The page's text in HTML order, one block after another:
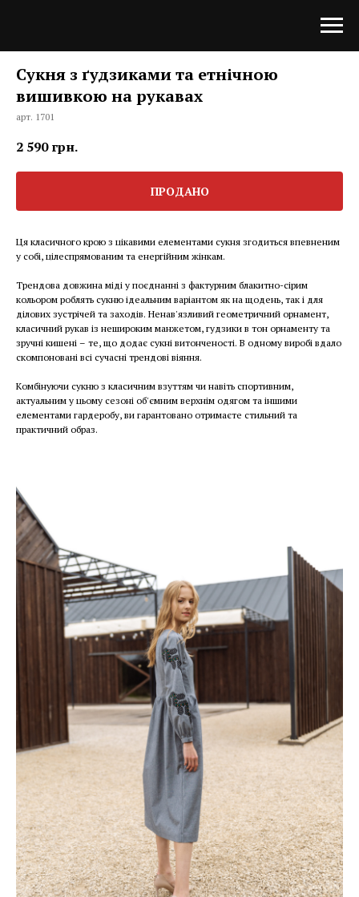
Сукня з ґудзиками та етнічною
вишивкою на рукавах
арт. 1701
2 590 грн.
ПРОДАНО
Ця класичного крою з цікавими елементами сукня згодиться впевненим
у собі, цілеспрямованим та енергійним жінкам.
Трендова довжина міді у поєднанні з фактурним блакитно-сірим
кольором роблять сукню ідеальним варіантом як на щодень, так і для
ділових зустрічей та заходів. Ненав'язливий геометричний орнамент,
класичний рукав із нешироким манжетом, гудзики в тон орнаменту та
зручні кишені – те, що додає сукні витонченості. В одному виробі вдало
скомпоновані всі сучасні трендові віяння.
Комбінуючи сукню з класичним взуттям чи навіть спортивним,
актуальним у цьому сезоні об'ємним верхнім одягом та іншими
елементами гардеробу, ви гарантовано отримаєте стильний та
практичний образ.